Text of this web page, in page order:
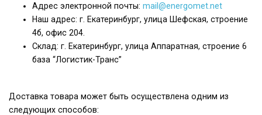
Адрес электронной почты: mail@energomet.net
Наш адрес: г. Екатеринбург, улица Шефская, строение
4б, офис 204.
Склад: г. Екатеринбург, улица Аппаратная, строение 6
база “Логистик-Транс”
Доставка товара может быть осуществлена одним из
следующих способов: